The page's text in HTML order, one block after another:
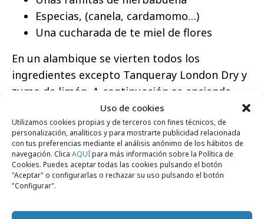
Uso de cookies
Utilizamos cookies propias y de terceros con fines técnicos, de
personalización, analíticos y para mostrarte publicidad relacionada
con tus preferencias mediante el análisis anónimo de los hábitos de
navegación. Clica AQUÍpara más información sobre la Política de
Cookies. Puedes aceptar todas las cookies pulsando el botón
"Aceptar" o configurarlas o rechazar su uso pulsando el botón
"Configurar".
Especias, (canela, cardamomo…)
Una cucharada de te miel de flores
En un alambique se vierten todos los
ingredientes excepto Tanqueray London Dry y
zumo de limón. A continuación se enciende
una mecha para que comiencen a hervir a
modo infusión. Una vez que los ingredientes
han llegado a su punto de ebullición, el vapor
que produce se mezcla con la hierbabuena, se
condensa y se vierte en una copa. Por último
se agrega el zumo de limón y la ginebra.